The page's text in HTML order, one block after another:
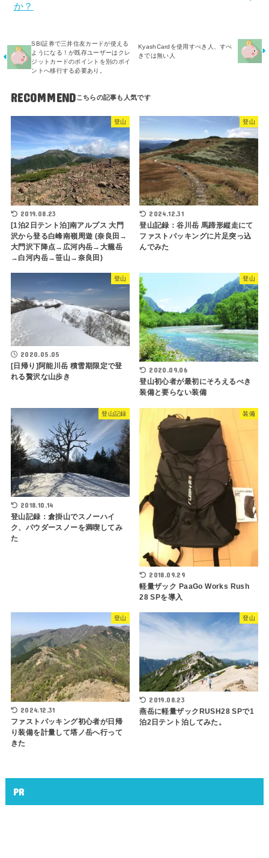
か？
SBI証券で三井住友カードが使える
ようになる！が既存ユーザーはクレ
ジットカードのポイントを別のポイ
ントへ移行する必要あり。
KyashCardを使用すべき人、すべ
きでは無い人
RECOMMEND
登山
2019.08.23
[1泊2日テント泊]南アルプス 大門
沢から登る白峰南嶺周遊 (奈良田→
大門沢下降点→広河内岳→大籠岳
→白河内岳→笹山→奈良田)
登山
2024.12.31
登山記録：谷川岳 馬蹄形縦走にて
ファストパッキングに片足突っ込
んでみた
登山
2020.05.05
[日帰り]阿能川岳 積雪期限定で登
れる贅沢な山歩き
登山
2020.09.06
登山初心者が最初にそろえるべき
装備と要らない装備
登山記録
2018.10.14
登山記録：倉掛山でスノーハイ
ク、パウダースノーを満喫してみ
た
装備
2018.09.29
軽量ザック PaaGo Works Rush
28 SPを導入
登山
2024.12.31
ファストパッキング初心者が日帰
り装備を計量して塔ノ岳へ行って
きた
登山
2019.08.23
燕岳に軽量ザックRUSH28 SPで1
泊2日テント泊してみた。
PR